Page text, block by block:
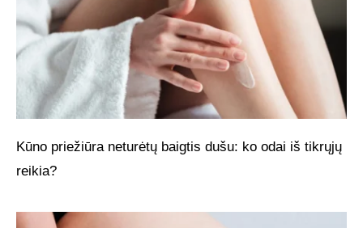
Kūno priežiūra neturėtų baigtis dušu: ko odai iš tikrųjų
reikia?